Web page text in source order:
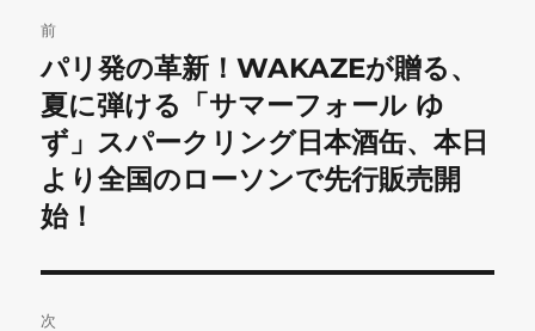
稿
ナ
ビ
ゲ
シ
前
前
の
投
稿:
パリ発の革新！WAKAZEが贈る、
夏に弾ける「サマーフォール ゆ
ず」スパークリング日本酒缶、本日
より全国のローソンで先行販売開
始！
次